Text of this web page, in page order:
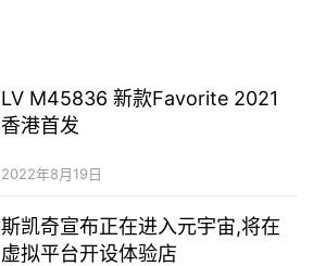
LV M45836 新款Favorite 2021
香港首发
2022年8月19日
斯凯奇宣布正在进入元宇宙,将在
虚拟平台开设体验店